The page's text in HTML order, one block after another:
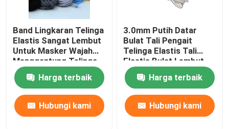
Kawat Hidung Plastik
Masker Hidung Kawat
Kawat Hidung Inti Tunggal
Kawat Hidung Logam
Band Lingkaran Telinga
Elastis Sangat Lembut
Untuk Masker Wajah
Menggantung Telinga
5mm 6mm
Harga terbaik
Hubungi kami
3.0mm Putih Datar
Bulat Tali Pengait
Telinga Elastis Tali
Elastis Bulat Lembut
Untuk Masker Wajah
Harga terbaik
Hubungi kami